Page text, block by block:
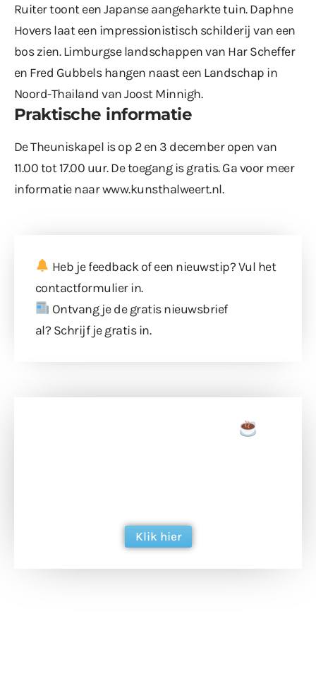
Ruiter toont een Japanse aangeharkte tuin. Daphne
Hovers laat een impressionistisch schilderij van een
bos zien. Limburgse landschappen van Har Scheffer
en Fred Gubbels hangen naast een Landschap in
Noord-Thailand van Joost Minnigh.
Praktische informatie
De Theuniskapel is op 2 en 3 december open van
11.00 tot 17.00 uur. De toegang is gratis. Ga voor meer
informatie naarwww.kunsthalweert.nl.
Heb je feedback of een nieuwstip? Vul het
contactformulierin.
Ontvang je de gratis nieuwsbrief
al? Schrijf je gratis in.
Klik hier